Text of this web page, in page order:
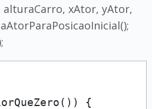
xAtor, yAtor,
{